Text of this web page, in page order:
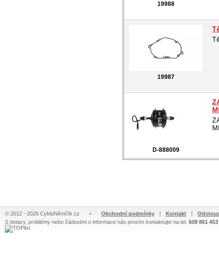
19988
19987
D-888009
© 2012 - 2026 CykloNěmčík.cz • Obchodní podmínky | Kontakt |
S dotazy, problémy nebo žádostmi o informace nás prosím kontaktujte na tel. 608 861 453